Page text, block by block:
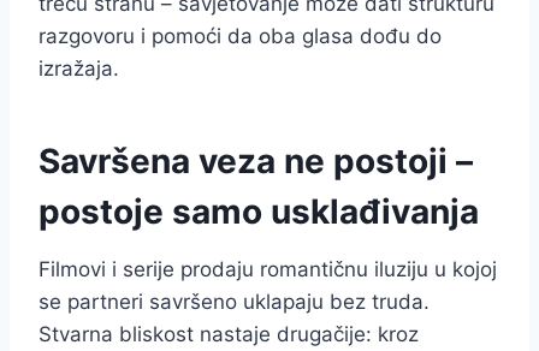
razgovoru i pomoći da oba glasa dođu do
izražaja.
Savršena veza ne postoji –
postoje samo usklađivanja
Filmovi i serije prodaju romantičnu iluziju u kojoj
se partneri savršeno uklapaju bez truda.
Stvarna bliskost nastaje drugačije: kroz